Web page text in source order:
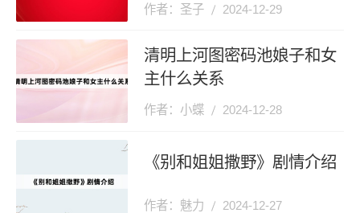
作者：圣子 2024-12-29
清明上河图密码池娘子和女
主什么关系
作者：小蝶 2024-12-28
《别和姐姐撒野》剧情介绍
作者：魅力 2024-12-27